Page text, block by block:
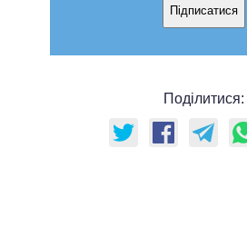
Підписатися
Поділитися: